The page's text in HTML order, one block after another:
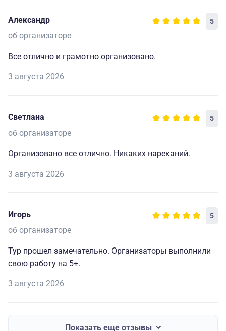
Александр 5
об организаторе
Все отлично и грамотно организовано.
3 августа 2026
Светлана 5
об организаторе
Организовано все отлично. Никаких нареканий.
3 августа 2026
Игорь 5
об организаторе
Тур прошел замечательно. Организаторы выполнили
свою работу на 5+.
3 августа 2026
Показать еще отзывы